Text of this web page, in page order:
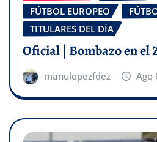
FÚTBOL EUROPEO
TITULARES DEL DÍA
Oficial | Bombazo en el
manulopezfdez Ago